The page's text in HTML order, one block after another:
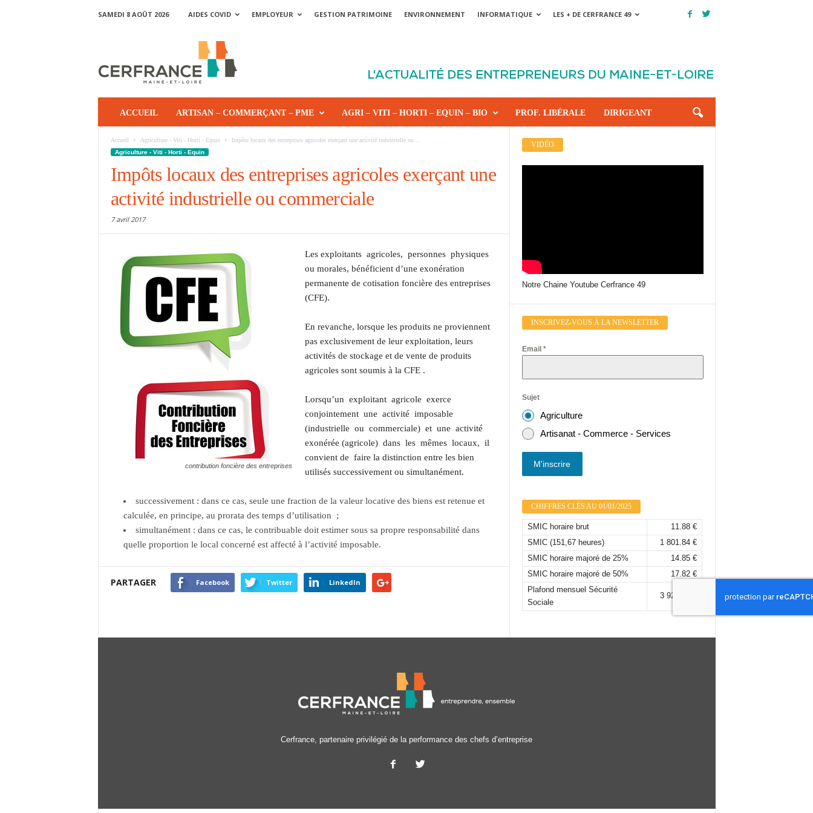
SAMEDI 8 AOÛT 2026 AIDES COVID EMPLOYEUR GESTION PATRIMOINE ENVIRONNEMENT INFORMATIQUE LES + DE CERFRANCE 49
ACCUEIL ARTISAN – COMMERÇANT – PME AGRI – VITI – HORTI – EQUIN – BIO PROF. LIBÉRALE DIRIGEANT
Accueil Agriculture - Viti - Horti - Equin
Impôts locaux des entreprises agricoles exerçant une activité industrielle ou ...
Agriculture - Viti - Horti - Equin
Impôts locaux des entreprises agricoles exerçant une
activité industrielle ou commerciale
7 avril 2017
contribution foncière des entreprises
Les exploitants agricoles, personnes physiques
ou morales, bénéficient d’une exonération
permanente de cotisation foncière des entreprises
(CFE).
En revanche, lorsque les produits ne proviennent
pas exclusivement de leur exploitation, leurs
activités de stockage et de vente de produits
agricoles sont soumis à la CFE .
Lorsqu’un exploitant agricole exerce
conjointement une activité imposable
(industrielle ou commerciale) et une activité
exonérée (agricole) dans les mêmes locaux, il
convient de faire la distinction entre les bien
utilisés successivement ou simultanément.
successivement : dans ce cas, seule une fraction de la valeur locative des biens est retenue et
calculée, en principe, au prorata des temps d’utilisation ;
simultanément : dans ce cas, le contribuable doit estimer sous sa propre responsabilité dans
quelle proportion le local concerné est affecté à l’activité imposable.
PARTAGER Facebook Twitter LinkedIn
VIDÉO
Notre Chaine Youtube Cerfrance 49
INSCRIVEZ-VOUS À LA NEWSLETTER
Email *
Sujet
Agriculture
Artisanat - Commerce - Services
M'inscrire
CHIFFRES CLÉS AU 01/01/2025
SMIC horaire brut
11.88 €
SMIC (151,67 heures)
1 801.84 €
SMIC horaire majoré de 25%
14.85 €
SMIC horaire majoré de 50%
17.82 €
Plafond mensuel Sécurité
Sociale
3 925,00 €
Cerfrance, partenaire privilégié de la performance des chefs d’entreprise